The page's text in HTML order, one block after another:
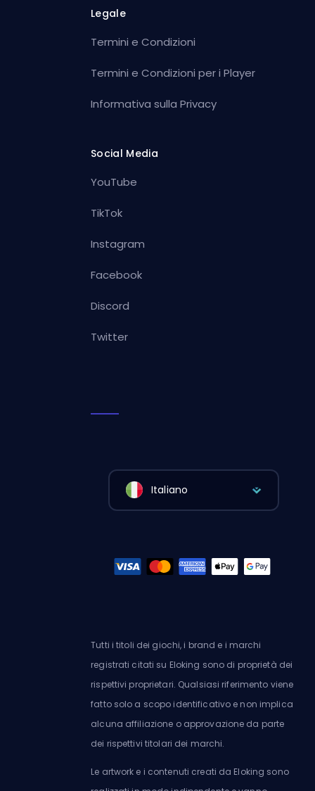
Legale
Termini e Condizioni
Termini e Condizioni per i Player
Informativa sulla Privacy
Social Media
YouTube
TikTok
Instagram
Facebook
Discord
Twitter
Italiano
Tutti i titoli dei giochi, i brand e i marchi
registrati citati su Eloking sono di proprietà dei
rispettivi proprietari. Qualsiasi riferimento viene
fatto solo a scopo identificativo e non implica
alcuna affiliazione o approvazione da parte
dei rispettivi titolari dei marchi.
Le artwork e i contenuti creati da Eloking sono